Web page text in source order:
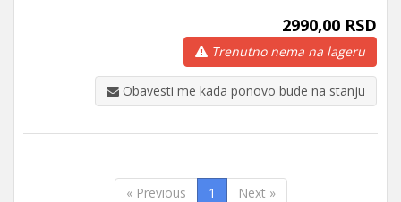
2990,00 RSD
Trenutno nema na lageru
Obavesti me kada ponovo bude na stanju
« Previous 1 Next »